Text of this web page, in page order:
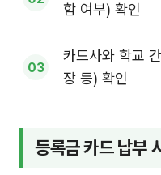
함 여부) 확인
카드사와 학교
장 등) 확인
등록금 카드 납부